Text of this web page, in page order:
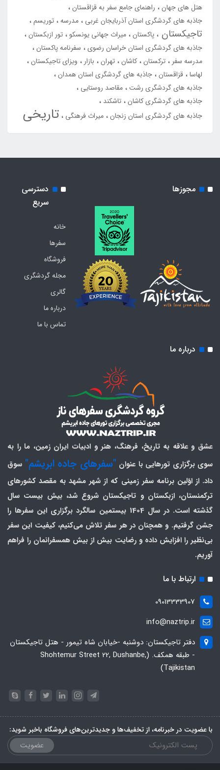
هتل های جهان
راهنمای جامع سفر به قزاقستان
جاذبه های گردشگری استان آذربایجان غربی
مدرسه توریسم
تاجیکستان پاکستان میراث جهانی یونسکو تور ازبکستان
جاذبه های گردشگری استان خراسان رضوی
سفرنامه پاکستان
مدرسه سفر
ترکستان کاشان تهران بازار
ویزای تاجیکستان
لهاسا قزاقستان جاذبه های گردشگری استان همدان
جاذبه های گردشگری رشت مقاصد روستایی
جاذبه های گردشگری کاشان تاشکند
جاذبه های گردشگری استان زنجان میراث فرهنگی تاریخی
مجوزها
دسترسی
سریع
خانه
سفرها
فروشگاه
مجله گردشگری
گالری
درباره ما
تماس با ما
درباره ما
عشق و علاقه به تاریخ، فرهنگ، هنر و ادبیات ایران زمین، ما را به
سوی برگزاری تورهایی با عنوان "سفرهای جاده ابریشم" سوق
داد. از اوّلین برنامه سفر زمینی که از شهر مشهد به مقصد کشورهای
ترکمنستان، ازبکستان و تاجیکستان شروع شد، بیش بیست سال
گذشته است. در سال 1404 بیستمین سالگرد برگزاری این سفرها را
جشن گرفتیم. و همچنان در هر سفر تلاش می‌کنیم، کیفیت این سفر
بی‌نظیر را افزایش داده و رضایت بیش از بیش همسفرانمان را فراهم
آوریم.
ارتباط با ما
09013333907
info@naztrip.ir
دفتر تاجیکستان: دوشنبه -خیابان شاه تیمور - هتل تاجیکستان
- طبقه همکف. (Shohtemur Street 22, Dushanbe,
Tajikistan)
با عضویت در خبرنامه، از تخفیف‌ها و جدیدترین‌های فروشگاه باخبر شوید:
عضویت